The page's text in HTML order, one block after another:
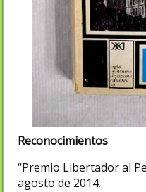
Reconocimientos
“Premio Libertador al
agosto de 2014.